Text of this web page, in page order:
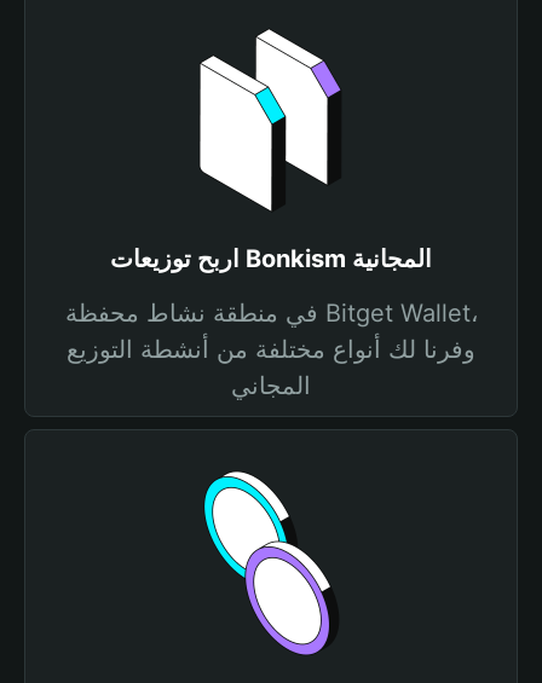
اربح توزيعات Bonkism المجانية
في منطقة نشاط محفظة Bitget Wallet،
وفرنا لك أنواع مختلفة من أنشطة التوزيع
المجاني